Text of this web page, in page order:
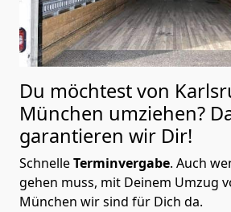
Du möchtest von
München umziehen?
garantieren wir Dir!
SchnelleTerminvergabe. Auch
gehen muss, mit Deinem Umzug
München wir sind für Dich da.